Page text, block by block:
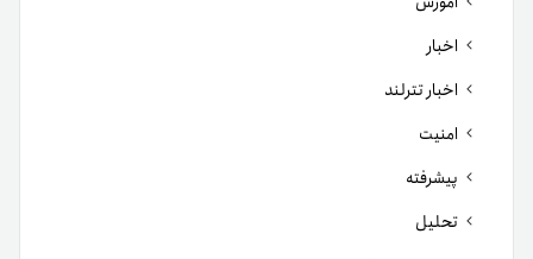
اخبار
اخبار تترلند
امنیت
پیشرفته
تحلیل